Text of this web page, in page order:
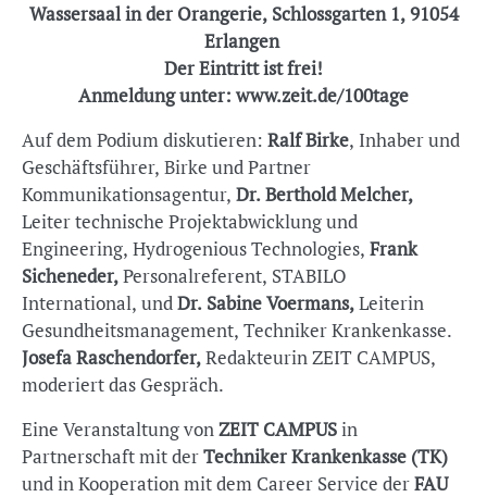
Wassersaal in der Orangerie, Schlossgarten 1, 91054
Erlangen
Der Eintritt ist frei!
Anmeldung unter: www.zeit.de/100tage
Auf dem Podium diskutieren: Ralf Birke, Inhaber und
Geschäftsführer, Birke und Partner
Kommunikationsagentur, Dr. Berthold Melcher,
Leiter technische Projektabwicklung und
Engineering, Hydrogenious Technologies, Frank
Sicheneder,Personalreferent, STABILO
International, undDr. Sabine Voermans,Leiterin
Gesundheitsmanagement, Techniker Krankenkasse.
Josefa Raschendorfer,Redakteurin ZEIT CAMPUS,
moderiert das Gespräch.
Eine Veranstaltung vonZEIT CAMPUSin
Partnerschaft mit derTechniker Krankenkasse (TK)
und in Kooperation mit dem Career Service derFAU